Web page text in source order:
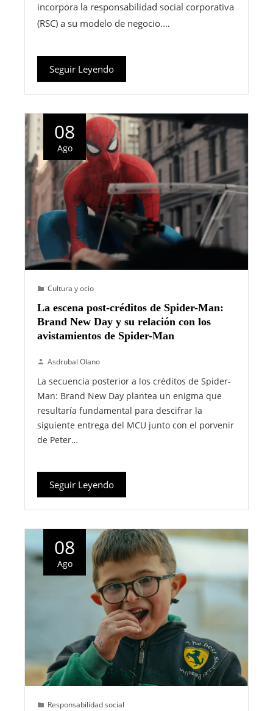
incorpora la responsabilidad social corporativa
(RSC) a su modelo de negocio.…
Seguir Leyendo
08
Ago
Cultura y ocio
La escena post-créditos de Spider-Man:
Brand New Day y su relación con los
avistamientos de Spider-Man
Asdrubal Olano
La secuencia posterior a los créditos de Spider-
Man: Brand New Day plantea un enigma que
resultaría fundamental para descifrar la
siguiente entrega del MCU junto con el porvenir
de Peter…
Seguir Leyendo
08
Ago
Responsabilidad social